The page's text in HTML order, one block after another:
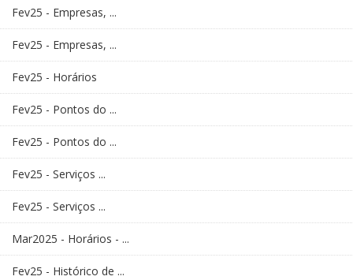
Fev25 - Empresas, ...
Fev25 - Empresas, ...
Fev25 - Horários
Fev25 - Pontos do ...
Fev25 - Pontos do ...
Fev25 - Serviços ...
Fev25 - Serviços ...
Mar2025 - Horários - ...
Fev25 - Histórico de ...